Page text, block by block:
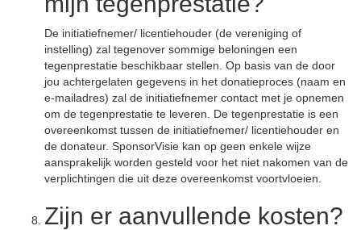
De initiatiefnemer/ licentiehouder (de vereniging of
instelling) zal tegenover sommige beloningen een
tegenprestatie beschikbaar stellen. Op basis van de door
jou achtergelaten gegevens in het donatieproces (naam en
e-mailadres) zal de initiatiefnemer contact met je opnemen
om de tegenprestatie te leveren. De tegenprestatie is een
overeenkomst tussen de initiatiefnemer/ licentiehouder en
de donateur. SponsorVisie kan op geen enkele wijze
aansprakelijk worden gesteld voor het niet nakomen van de
verplichtingen die uit deze overeenkomst voortvloeien.
Zijn er aanvullende kosten?